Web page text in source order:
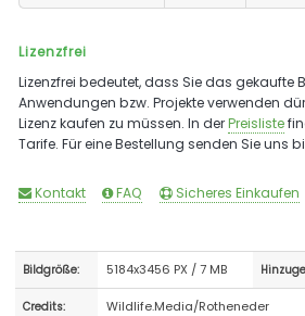
Lizenzfrei
Lizenzfrei bedeutet, dass Sie das gekaufte
Anwendungen bzw. Projekte verwenden
Lizenz kaufen zu müssen. In derPreisliste
Tarife. Für eine Bestellung senden Sie uns
Kontakt FAQ Sicheres Einkaufen
Bildgröße: 5184x3456 PX / 7 MB
Credits: Wildlife.Media/Rotheneder